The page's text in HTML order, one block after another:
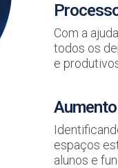
Com a
todos os
e
espaços
alunos e